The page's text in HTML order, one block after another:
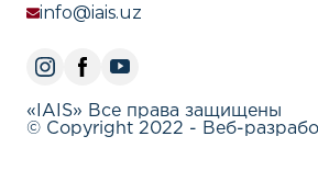
info@iais.uz
«IAIS» Все права защищены
© Copyright 2022 - Веб-